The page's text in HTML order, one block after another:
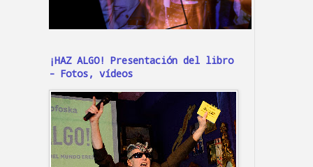
¡HAZ ALGO! Presentación del libro
- Fotos, vídeos